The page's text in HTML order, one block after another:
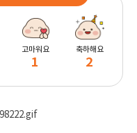
고마워요
1
축하해요
2